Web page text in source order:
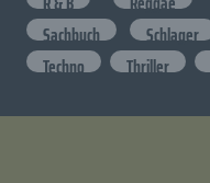
Sachbuch
Schlager
Techno
Thriller